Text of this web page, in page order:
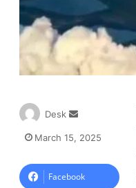
Desk
n
a
March 15, 2025
Facebook